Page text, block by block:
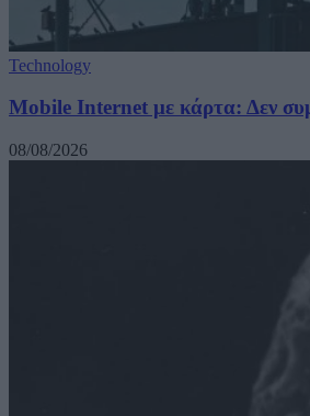
Technology
Mobile Internet με κάρτα: Δεν
08/08/2026